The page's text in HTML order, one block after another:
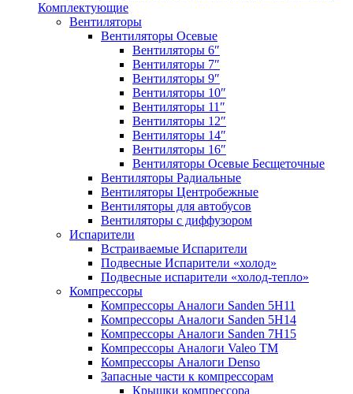
Комплектующие
Вентиляторы
Вентиляторы Осевые
Вентиляторы 6″
Вентиляторы 7″
Вентиляторы 9″
Вентиляторы 10″
Вентиляторы 11″
Вентиляторы 12″
Вентиляторы 14″
Вентиляторы 16″
Вентиляторы Осевые Бесщеточные
Вентиляторы Радиальные
Вентиляторы Центробежные
Вентиляторы для автобусов
Вентиляторы с диффузором
Испарители
Встраиваемые Испарители
Подвесные Испарители «холод»
Подвесные испарители «холод-тепло»
Компрессоры
Компрессоры Аналоги Sanden 5H11
Компрессоры Аналоги Sanden 5H14
Компрессоры Аналоги Sanden 7H15
Компрессоры Аналоги Valeo ТМ
Компрессоры Аналоги Denso
Запасные части к компрессорам
Крышки компрессора